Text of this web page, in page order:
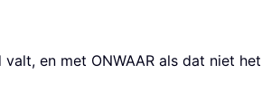
en met ONWAAR als dat niet